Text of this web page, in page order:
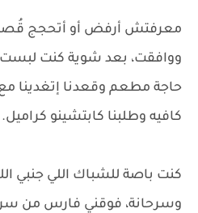
معرفتش أرفض أو أتحجج
ووافقت، بعد شوية كنت لبست
حاجة مطعم وقعدنا إتغدينا
كافيه وطلبنا كابتشينو كراميل.
كنت باصة للشباك اللي جنبي
وسرحانة، فوقني فارس من